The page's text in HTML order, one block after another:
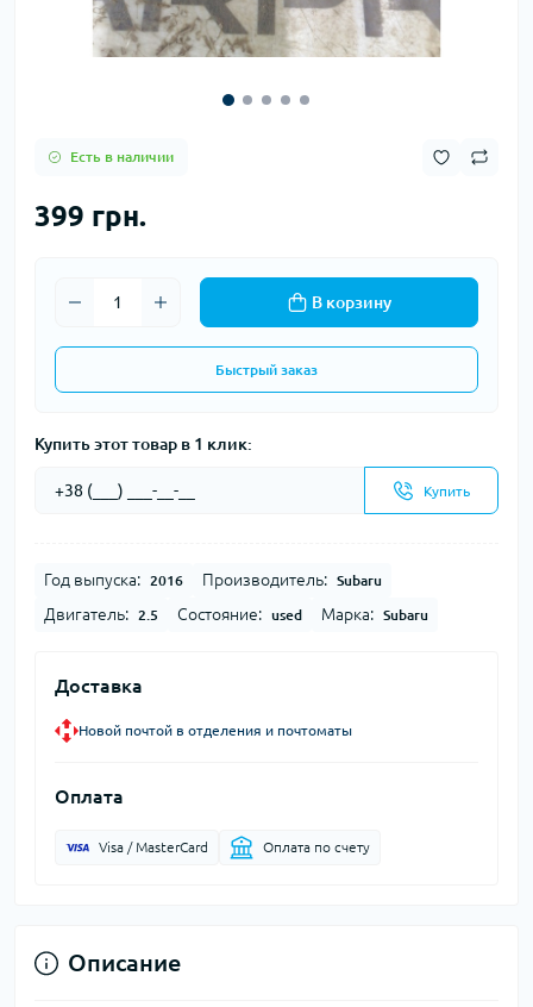
Есть в наличии
399 грн.
В корзину
Быстрый заказ
Купить этот товар в 1 клик:
Купить
Год выпуска: 2016 Производитель: Subaru
Двигатель: 2.5 Состояние: used Марка: Subaru
Доставка
Новой почтой в отделения и почтоматы
Оплата
Visa / MasterCard Оплата по счету
Описание